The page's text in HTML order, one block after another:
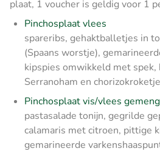
plaat, 1 voucher is geldig voor 1
Pinchosplaat vlees
spareribs, gehaktballetjes in
(Spaans worstje),
kipspies omwikkeld met spek,
Serranoham en
Pinchosplaat vis/vlees
pastasalade tonijn, gegrilde
calamaris met citroen, pittige
gemarineerde